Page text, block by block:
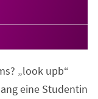
„look upb“
eine Studentin